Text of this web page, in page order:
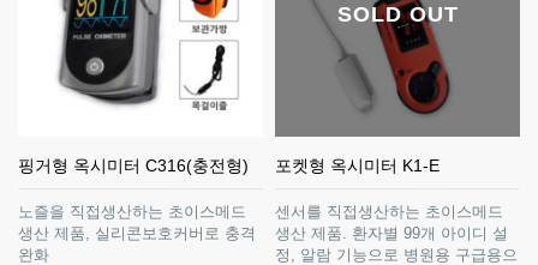
핑거형 옥시미터 C316(충전형)
노즐을 직접생산하는 초이스메드
생산 제품, 실리콘보호커버로 충격
완화
SOLD OUT
포켓형 옥시미터 K1-E
센서를 직접생산하는 초이스메드
생산 제품. 환자별 99개 아이디 설
정, 알람 기능으로 병원용 구급용으